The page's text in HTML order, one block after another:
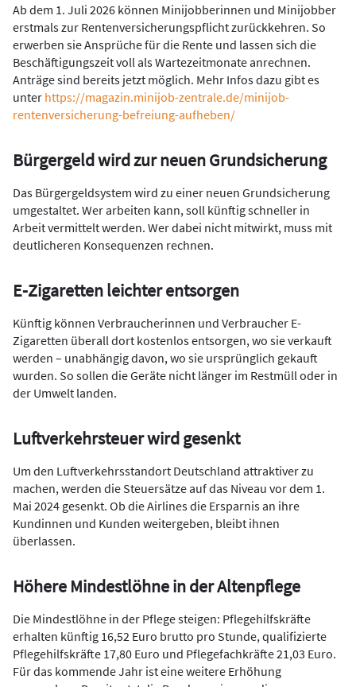
Ab dem 1. Juli 2026 können Minijobberinnen und Minijobber
erstmals zur Rentenversicherungspflicht zurückkehren. So
erwerben sie Ansprüche für die Rente und lassen sich die
Beschäftigungszeit voll als Wartezeitmonate anrechnen.
Anträge sind bereits jetzt möglich. Mehr Infos dazu gibt es
unter https://magazin.minijob-zentrale.de/minijob-
rentenversicherung-befreiung-aufheben/
Bürgergeld wird zur neuen Grundsicherung
Das Bürgergeldsystem wird zu einer neuen Grundsicherung
umgestaltet. Wer arbeiten kann, soll künftig schneller in
Arbeit vermittelt werden. Wer dabei nicht mitwirkt, muss mit
deutlicheren Konsequenzen rechnen.
E-Zigaretten leichter entsorgen
Künftig können Verbraucherinnen und Verbraucher E-
Zigaretten überall dort kostenlos entsorgen, wo sie verkauft
werden – unabhängig davon, wo sie ursprünglich gekauft
wurden. So sollen die Geräte nicht länger im Restmüll oder in
der Umwelt landen.
Luftverkehrsteuer wird gesenkt
Um den Luftverkehrsstandort Deutschland attraktiver zu
machen, werden die Steuersätze auf das Niveau vor dem 1.
Mai 2024 gesenkt. Ob die Airlines die Ersparnis an ihre
Kundinnen und Kunden weitergeben, bleibt ihnen
überlassen.
Höhere Mindestlöhne in der Altenpflege
Die Mindestlöhne in der Pflege steigen: Pflegehilfskräfte
erhalten künftig 16,52 Euro brutto pro Stunde, qualifizierte
Pflegehilfskräfte 17,80 Euro und Pflegefachkräfte 21,03 Euro.
Für das kommende Jahr ist eine weitere Erhöhung